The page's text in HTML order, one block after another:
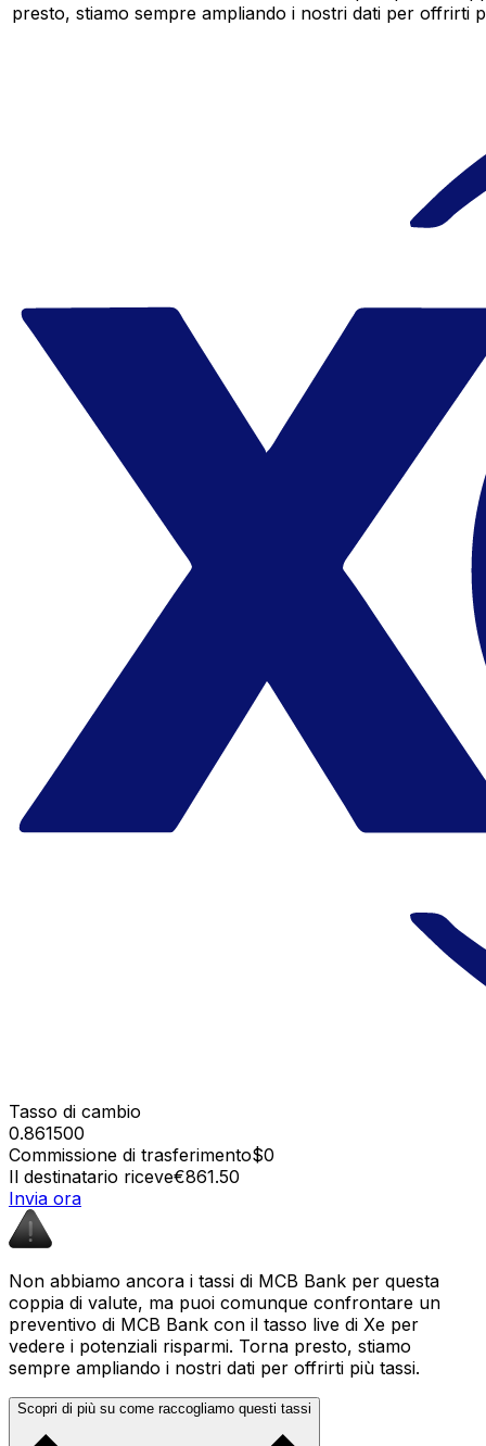
presto, stiamo sempre ampliando i nostri dati per offrirti
Tasso di cambio
0.861500
Commissione di trasferimento$0
Il destinatario riceve€861.50
Invia ora
Non abbiamo ancora i tassi di MCB Bank per questa
coppia di valute, ma puoi comunque confrontare un
preventivo di MCB Bank con il tasso live di Xe per
vedere i potenziali risparmi. Torna presto, stiamo
sempre ampliando i nostri dati per offrirti più tassi.
Scopri di più su come raccogliamo questi tassi